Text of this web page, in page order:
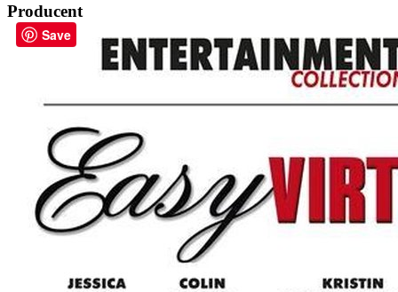
Producent
Save